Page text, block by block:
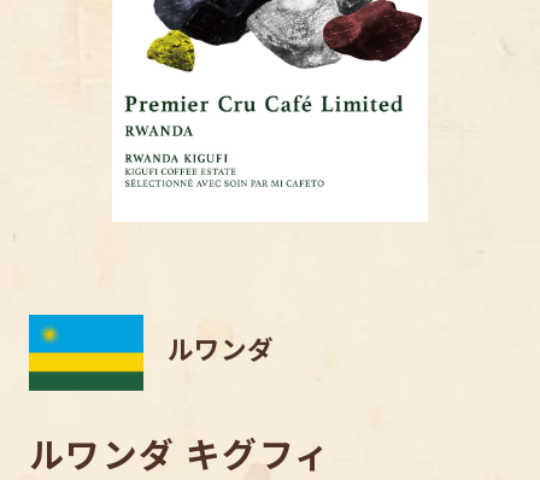
ルワンダ
ルワンダ キグフィ